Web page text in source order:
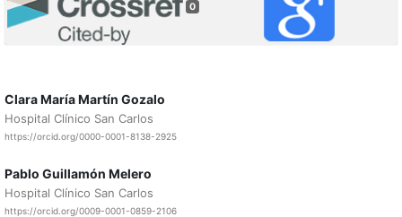
0
Clara María Martín Gozalo
Hospital Clínico San Carlos
https://orcid.org/0000-0001-8138-2925
Pablo Guillamón Melero
Hospital Clínico San Carlos
https://orcid.org/0009-0001-0859-2106